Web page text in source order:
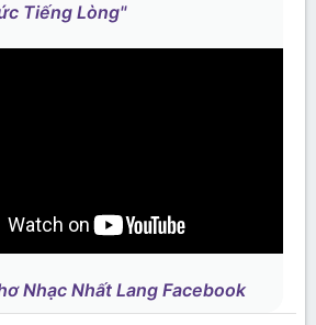
Tiếng Lòng"
Nhạc Nhất Lang Facebook